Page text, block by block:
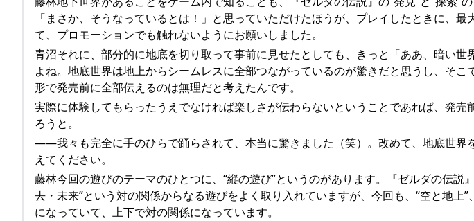
「まさか、そうなっているとは！」と思っていただけたほうが、プレイしたときに、最
て、プロモーションでも触れないようにお願いしました。
青沼それに、部分的に地底を切り取って事前に見せたとしても、きっと「ああ、暗い世
よね。地底世界は地上からシームレスに全部つながっているのが驚きだと思うし、そこ
形で発売前に全部伝えるのは無理だと考えたんです。
実際に体験してもらったうえでなければ楽しさが伝わらないということであれば、発
ろうと。
――我々も完全に手のひらで踊らされて、本当に驚きました（笑）。改めて、地底世界
えてください。
藤林今回の遊びのテーマのひとつに、“縦の遊び”というのがあります。『ゼルダの伝説
去・未来”という対の関係からなる遊びをよく取り入れていますが、今回も、“空と地上
になっていて、上下で対の関係になっています。